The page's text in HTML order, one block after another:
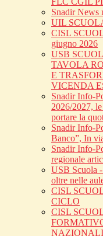
Snadir News
UIL
CISL
giugno 2026
USB
TAVOLA
E
VICENDA
Snadir Info-
2026/2027,
portare la
Snadir Info-
Banco”, In
Snadir Info-
regionale
USB Scuola
oltre nelle
CISL
CICLO
CISL
NAZIONALI